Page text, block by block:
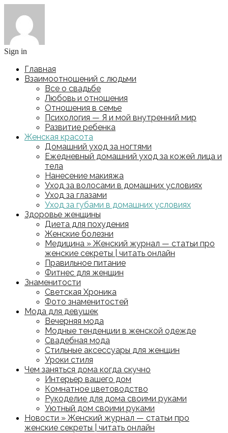
Sign in
Главная
Взаимоотношений с людьми
Все о свадьбе
Любовь и отношения
Отношения в семье
Психология — Я и мой внутренний мир
Развитие ребенка
Женская красота
Домашний уход за ногтями
Ежедневный домашний уход за кожей лица и
тела
Нанесение макияжа
Уход за волосами в домашних условиях
Уход за глазами
Уход за губами в домашних условиях
Здоровье женщины
Диета для похудения
Женские болезни
Медицина » Женский журнал — статьи про
женские секреты | читать онлайн
Правильное питание
Фитнес для женщин
Знаменитости
Светская Хроника
Фото знаменитостей
Мода для девушек
Вечерняя мода
Модные тенденции в женской одежде
Свадебная мода
Стильные аксессуары для женщин
Уроки стиля
Чем заняться дома когда скучно
Интерьер вашего дом
Комнатное цветоводство
Рукоделие для дома своими руками
Уютный дом своими руками
Новости » Женский журнал — статьи про
женские секреты | читать онлайн